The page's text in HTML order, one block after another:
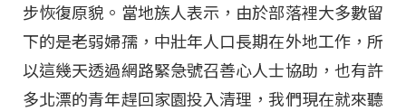
步恢復原貌。當地族人表示，由於部落裡大多數留
下的是老弱婦孺，中壯年人口長期在外地工作，所
以這幾天透過網路緊急號召善心人士協助，也有許
多北漂的青年趕回家園投入清理，我們現在就來聽